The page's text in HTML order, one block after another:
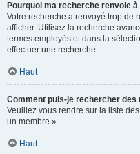
Pourquoi ma recherche renvoie
Votre recherche a renvoyé trop de
afficher. Utilisez la recherche
termes employés et dans la
effectuer une recherche.
Haut
Comment puis-je rechercher des
Veuillez vous rendre sur la liste
un membre ».
Haut